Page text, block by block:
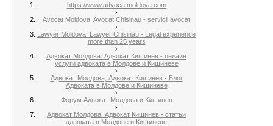
https://www.advocatmoldova.com
›
Avocat Moldova, Avocat Chisinau - servicii avocat
›
Lawyer Moldova. Lawyer Chisinau - Legal experience
more than 25 years
›
Адвокат Молдова. Адвокат Кишинев - онлайн
услуги адвоката в Молдове и Кишиневе
›
Адвокат Молдова, Адвокат Кишинев - Блог
Адвоката в Молдове и Кишиневе
›
Форум Адвокат Молдова и Кишинев
›
Адвокат Молдова. Адвокат Кишинев - статьи
адвоката в Молдове и Кишиневе